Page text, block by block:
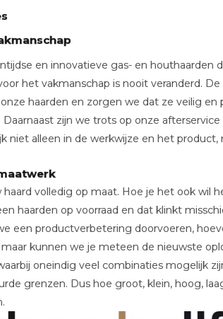
en innovatieve gas- en houthaarden
het vakmanschap is nooit veranderd.
haarden en zorgen we dat ze veilig
zijn we trots op onze
niet alleen in de werkwijze en het
volledig op maat. Hoe je het ook wil
haarden op voorraad en dat klinkt
een productverbetering doorvoeren,
kunnen we je meteen de nieuwste
oneindig veel combinaties mogelijk
grenzen. Dus hoe groot, klein, hoog,